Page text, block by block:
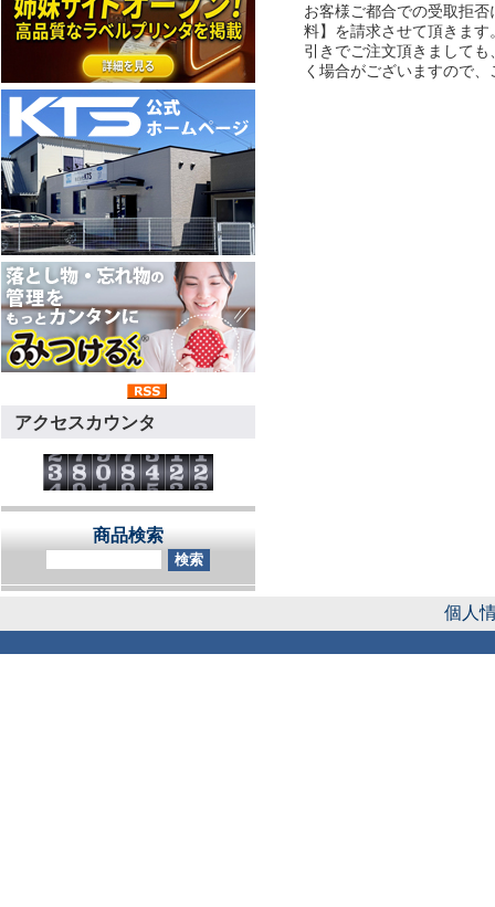
アクセスカウンタ
商品検索
お客様ご都合での受取拒
料】を請求させて頂きま
引きでご注文頂きまして
く場合がございますので
個人